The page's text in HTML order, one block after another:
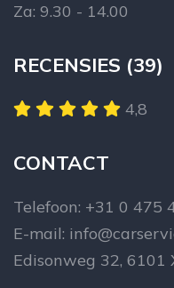
Za: 9.30 - 14.00
RECENSIES (39)
4,8
CONTACT
Telefoon: +31 0 475
E-mail:
Edisonweg 32, 6101